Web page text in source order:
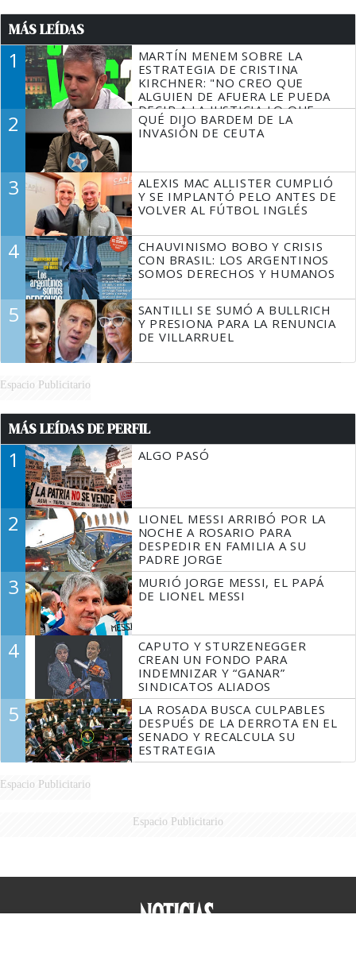
MÁS LEÍDAS
1
MARTÍN MENEM SOBRE LA
ESTRATEGIA DE CRISTINA
KIRCHNER: "NO CREO QUE
ALGUIEN DE AFUERA LE PUEDA
DECIR A LA JUSTICIA LO QUE
TIENE QUE HACER"
2
QUÉ DIJO BARDEM DE LA
INVASIÓN DE CEUTA
3
ALEXIS MAC ALLISTER CUMPLIÓ
Y SE IMPLANTÓ PELO ANTES DE
VOLVER AL FÚTBOL INGLÉS
4
CHAUVINISMO BOBO Y CRISIS
CON BRASIL: LOS ARGENTINOS
SOMOS DERECHOS Y HUMANOS
5
SANTILLI SE SUMÓ A BULLRICH
Y PRESIONA PARA LA RENUNCIA
DE VILLARRUEL
Espacio Publicitario
MÁS LEÍDAS DE PERFIL
1 ALGO PASÓ
2
LIONEL MESSI ARRIBÓ POR LA
NOCHE A ROSARIO PARA
DESPEDIR EN FAMILIA A SU
PADRE JORGE
3
MURIÓ JORGE MESSI, EL PAPÁ
DE LIONEL MESSI
4
CAPUTO Y STURZENEGGER
CREAN UN FONDO PARA
INDEMNIZAR Y “GANAR”
SINDICATOS ALIADOS
5
LA ROSADA BUSCA CULPABLES
DESPUÉS DE LA DERROTA EN EL
SENADO Y RECALCULA SU
ESTRATEGIA
Espacio Publicitario
Espacio Publicitario